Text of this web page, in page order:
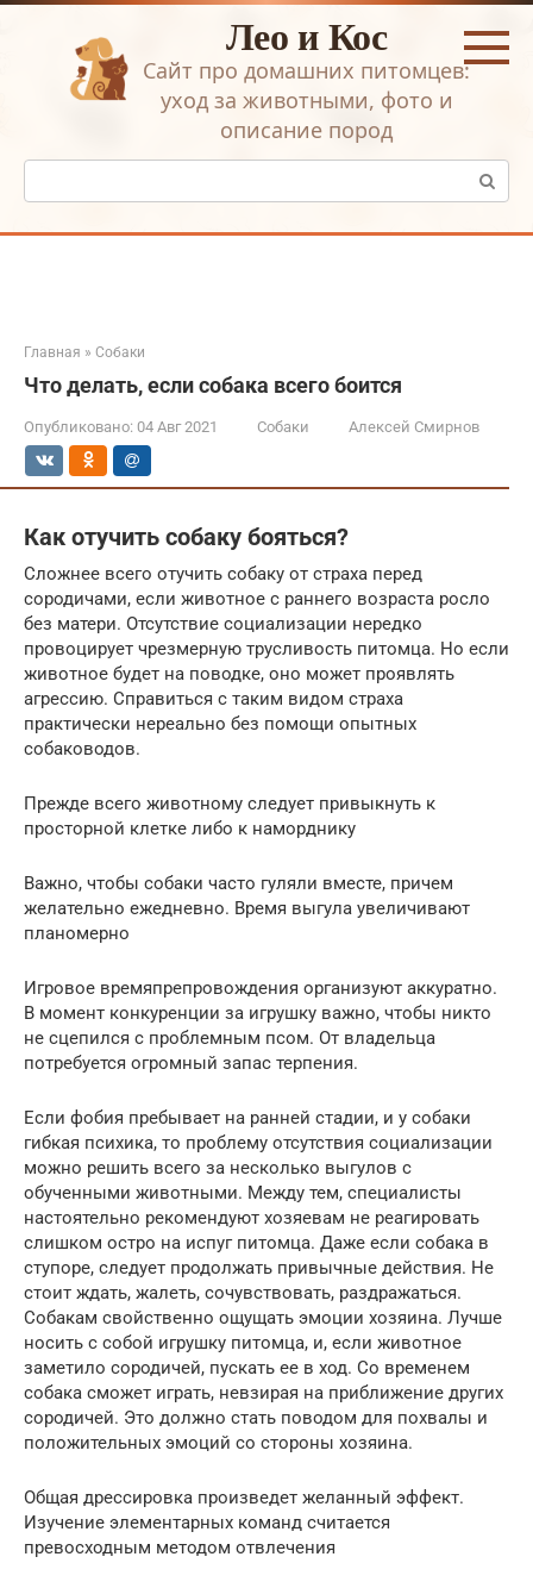
Перейти
Лео и Кос
Сайт про домашних питомцев:
уход за животными, фото и
описание пород
Поиск:
Главная » Собаки
Что делать, если собака всего боится
Опубликовано: 04 Авг 2021 Собаки Алексей Смирнов
Как отучить собаку бояться?
Сложнее всего отучить собаку от страха перед
сородичами, если животное с раннего возраста росло
без матери. Отсутствие социализации нередко
провоцирует чрезмерную трусливость питомца. Но если
животное будет на поводке, оно может проявлять
агрессию. Справиться с таким видом страха
практически нереально без помощи опытных
собаководов.
Прежде всего животному следует привыкнуть к
просторной клетке либо к наморднику
Важно, чтобы собаки часто гуляли вместе, причем
желательно ежедневно. Время выгула увеличивают
планомерно
Игровое времяпрепровождения организуют аккуратно.
В момент конкуренции за игрушку важно, чтобы никто
не сцепился с проблемным псом. От владельца
потребуется огромный запас терпения.
Если фобия пребывает на ранней стадии, и у собаки
гибкая психика, то проблему отсутствия социализации
можно решить всего за несколько выгулов с
обученными животными. Между тем, специалисты
настоятельно рекомендуют хозяевам не реагировать
слишком остро на испуг питомца. Даже если собака в
ступоре, следует продолжать привычные действия. Не
стоит ждать, жалеть, сочувствовать, раздражаться.
Собакам свойственно ощущать эмоции хозяина. Лучше
носить с собой игрушку питомца, и, если животное
заметило сородичей, пускать ее в ход. Со временем
собака сможет играть, невзирая на приближение других
сородичей. Это должно стать поводом для похвалы и
положительных эмоций со стороны хозяина.
Общая дрессировка произведет желанный эффект.
Изучение элементарных команд считается
превосходным методом отвлечения